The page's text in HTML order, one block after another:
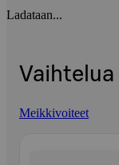
Ladataan...
Meikkivoiteet